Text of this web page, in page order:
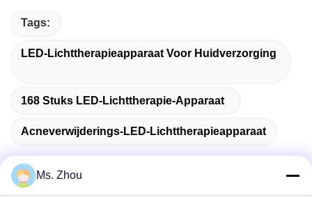
Tags:
LED-Lichttherapieapparaat Voor Huidverzorging
168 Stuks LED-Lichttherapie-Apparaat
Acneverwijderings-LED-Lichttherapieapparaat
Ms. Zhou